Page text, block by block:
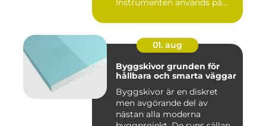
Instrumenten används på
01. aug
Byggskivor grunden för
hållbara och smarta väggar
Byggskivor är en diskret
men avgörande del av
nästan alla moderna